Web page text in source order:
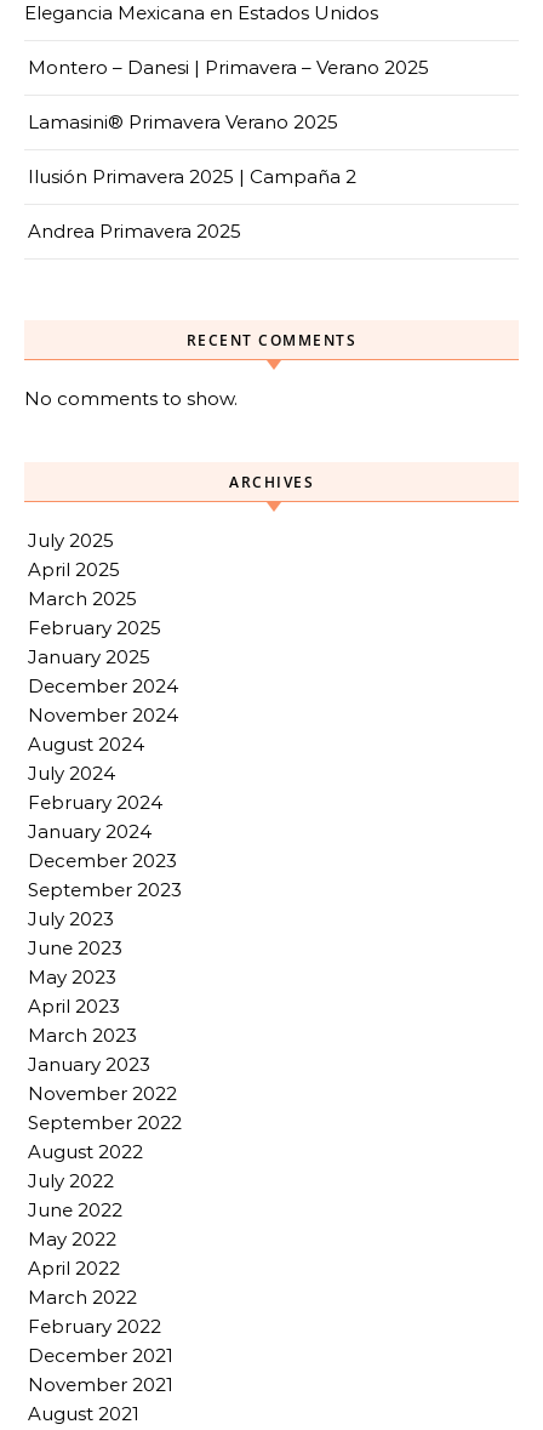
Elegancia Mexicana en Estados Unidos
Montero – Danesi | Primavera – Verano 2025
Lamasini® Primavera Verano 2025
Ilusión Primavera 2025 | Campaña 2
Andrea Primavera 2025
RECENT COMMENTS
No comments to show.
ARCHIVES
July 2025
April 2025
March 2025
February 2025
January 2025
December 2024
November 2024
August 2024
July 2024
February 2024
January 2024
December 2023
September 2023
July 2023
June 2023
May 2023
April 2023
March 2023
January 2023
November 2022
September 2022
August 2022
July 2022
June 2022
May 2022
April 2022
March 2022
February 2022
December 2021
November 2021
August 2021